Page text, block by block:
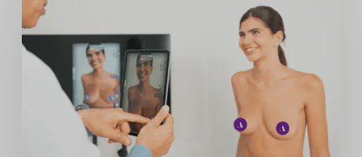
vs
Crisalix:
Un'immersione
profonda